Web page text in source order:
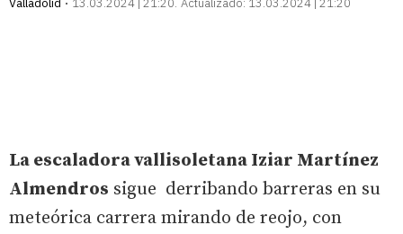
La escaladora vallisoletana Iziar Martínez
Almendros sigue derribando barreras en su
meteórica carrera mirando de reojo, con